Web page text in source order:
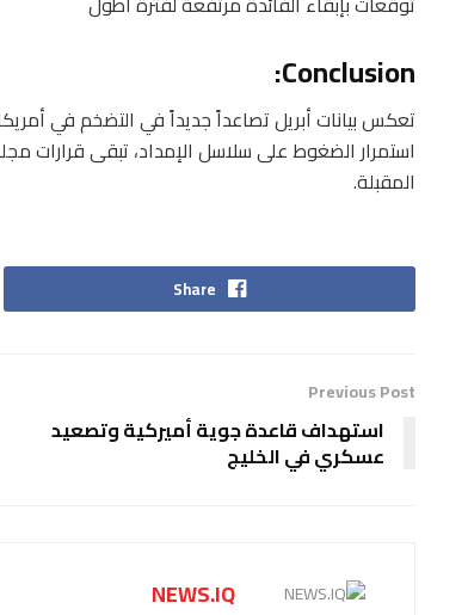
Conclusion:
تعكس بيانات أبريل تصاعداً جديداً في التضخم في
استمرار الضغوط على سلاسل الإمداد، تبقى قرارات
المقبلة.
Share
Previous Post
استهداف قاعدة جوية أميركية وتصعيد
عسكري في الخليج
NEWS.IQ